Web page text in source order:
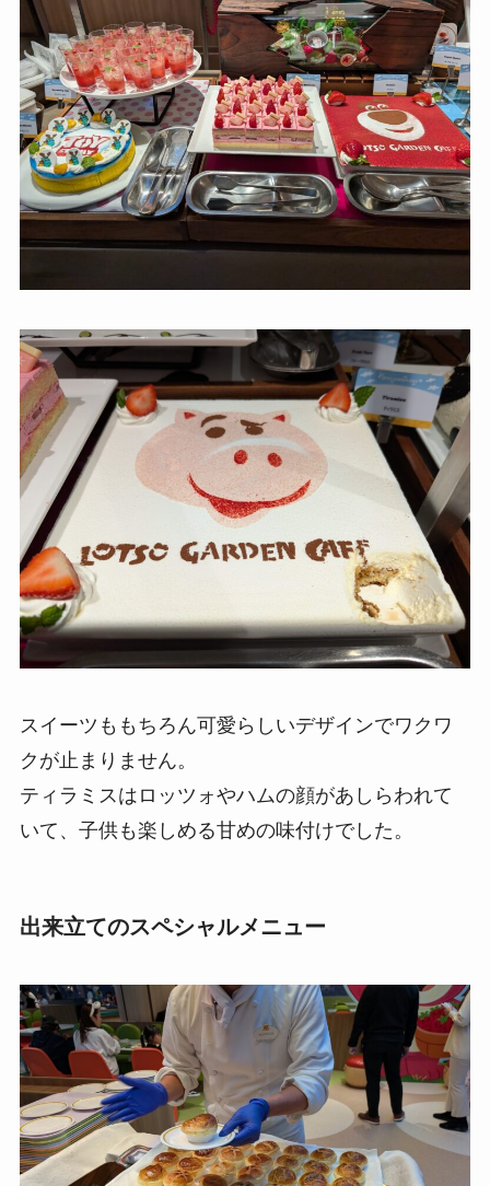
スイーツももちろん可愛らしいデザインでワクワ
クが止まりません。
ティラミスはロッツォやハムの顔があしらわれて
いて、子供も楽しめる甘めの味付けでした。
出来立てのスペシャルメニュー